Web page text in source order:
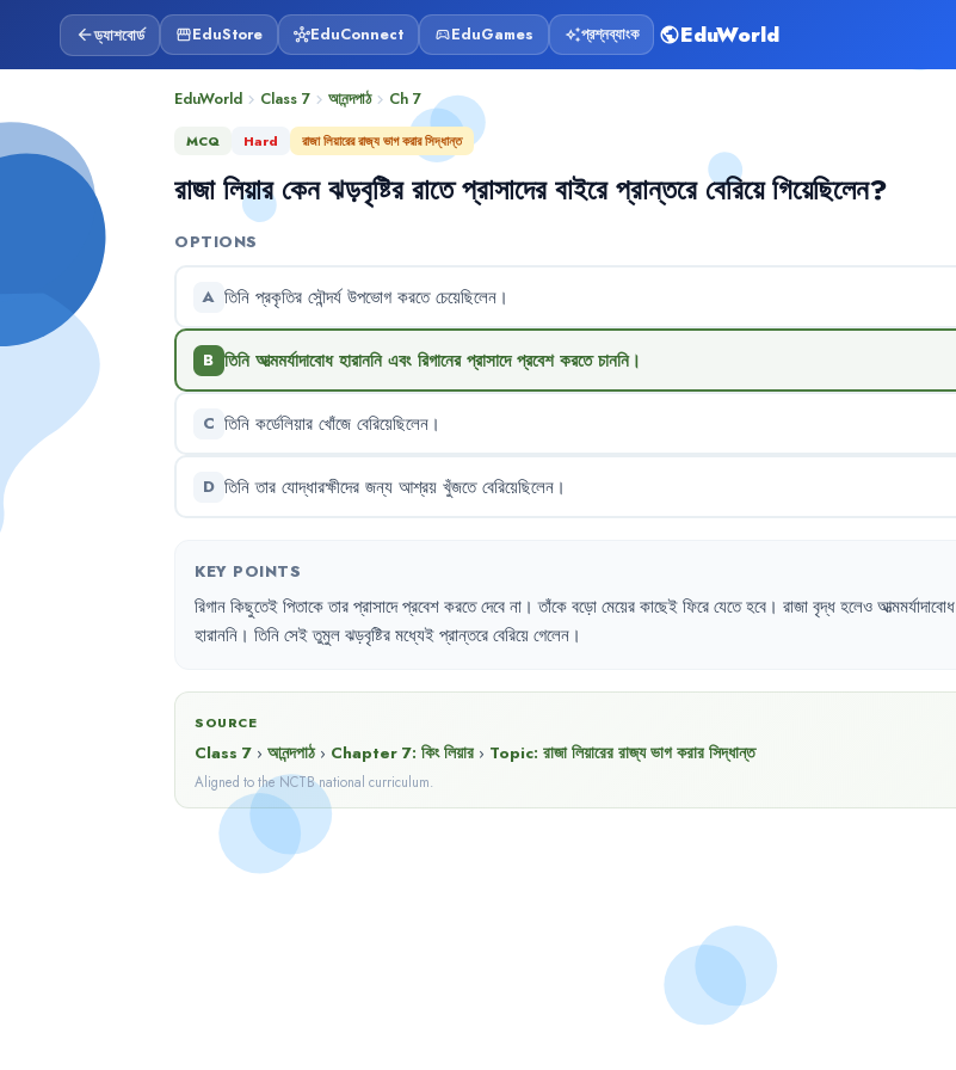
arrow_backড্যাশবোর্ড storefrontEduStore hubEduConnect sports_esportsEduGames auto_awesomeপ্রশ্নব্যাংক publicEduWorld
EduWorld chevron_right Class 7 chevron_right আনন্দপাঠchevron_right Ch 7
MCQ Hard রাজা লিয়ারের রাজ্য ভাগ করার সিদ্ধান্ত
রাজা লিয়ার কেন ঝড়বৃষ্টির রাতে প্রাসাদের বাইরে প্রান্তরে বেরিয়ে গিয়েছিলেন?
OPTIONS
A তিনি প্রকৃতির সৌন্দর্য উপভোগ করতে চেয়েছিলেন।
B তিনি আত্মমর্যাদাবোধ হারাননি এবং রিগানের প্রাসাদে প্রবেশ করতে চাননি।
C তিনি কর্ডেলিয়ার খোঁজে বেরিয়েছিলেন।
D তিনি তার যোদ্ধারক্ষীদের জন্য আশ্রয় খুঁজতে বেরিয়েছিলেন।
KEY POINTS
রিগানকিছুতেইপিতাকেতারপ্রাসাদেপ্রবেশকরতেদেবেনা । তাঁকেবড়োমেয়েরকাছেইফিরেযেতেহবে । রাজাবৃদ্ধহলেওআত্মমর্যাদাবোধ
হারাননি । তিনিসেইতুমুলঝড়বৃষ্টিরমধ্যেইপ্রান্তরেবেরিয়েগেলেন ।
SOURCE
Class 7 › আনন্দপাঠ › Chapter 7: কিং লিয়ার › Topic: রাজা লিয়ারের রাজ্য ভাগ করার সিদ্ধান্ত
Aligned to the NCTB national curriculum.